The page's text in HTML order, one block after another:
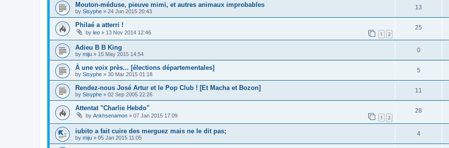
Mouton-méduse, pieuve mimi, et autres animaux improbables
by Sisyphe » 24 Jun 2015 20:43
13
Philaé a atterri !
by leo » 13 Nov 2014 12:46 1 2
25
Adieu B B King
by miju » 15 May 2015 14:54
0
À une voix près... [élections départementales]
by Sisyphe » 30 Mar 2015 01:18
5
Rendez-nous José Artur et le Pop Club ! [Et Macha et Bozon]
by Sisyphe » 02 Sep 2005 22:26
11
Attentat "Charlie Hebdo"
by Ankhsenamon » 07 Jan 2015 17:09 1 2
28
iubito a fait cuire des merguez mais ne le dit pas;
by miju » 05 Jan 2015 11:05
4